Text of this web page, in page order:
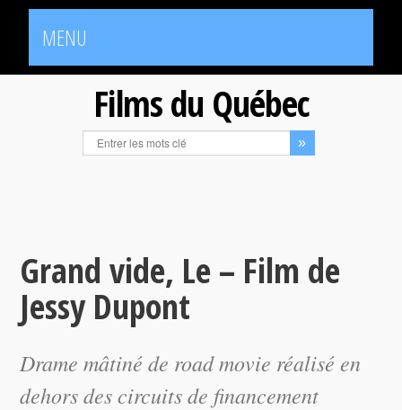
MENU
Films du Québec
Grand vide, Le – Film de
Jessy Dupont
Drame mâtiné de road movie réalisé en
dehors des circuits de financement